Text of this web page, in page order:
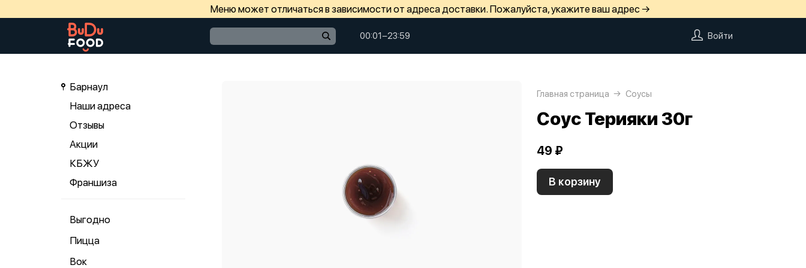
Меню может отличаться в зависимости от адреса доставки. Пожалуйста, укажите ваш адрес →
00:01−23:59 Войти
Барнаул
Наши адреса
Отзывы
Акции
КБЖУ
Франшиза
Выгодно
Пицца
Вок
Главная страница Соусы
Соус Терияки 30г
49 ₽
В корзину